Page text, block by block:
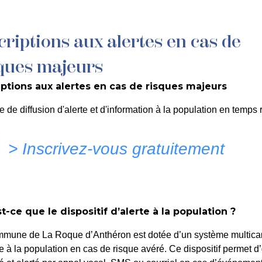
QUOTIDIEN DÉCOUVRIR LA ROQUE
Restriction de
– 45ème
aux alertes en cas de
majeurs
aux alertes en cas de risques majeurs
de diffusion d'alerte et d'information à la population en temps
> Inscrivez-vous gratuitement
ce que le dispositif d’alerte à la population ?
de La Roque d’Anthéron est dotée d’un système
à la population en cas de risque avéré. Ce dispositif permet